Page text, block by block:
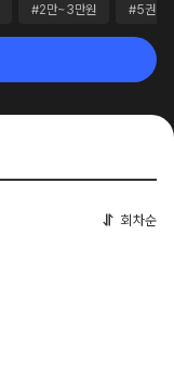
#2만~3만원 #5권
회차순